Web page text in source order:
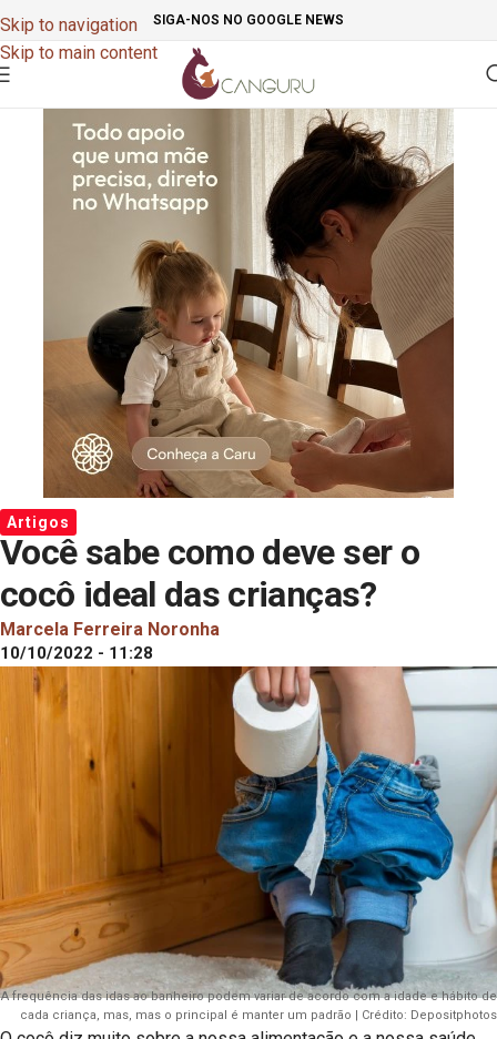
Skip to navigation
Skip to main content
SIGA-NOS NO GOOGLE NEWS
Artigos
Você sabe como deve ser o
cocô ideal das crianças?
Marcela Ferreira Noronha
10/10/2022 - 11:28
A frequência das idas ao banheiro podem variar de acordo com a idade e hábito de
cada criança, mas, mas o principal é manter um padrão | Crédito: Depositphotos